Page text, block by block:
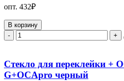
опт. 432₽
В корзину
-
+
Стекло для переклейки +
G+OCApro черный